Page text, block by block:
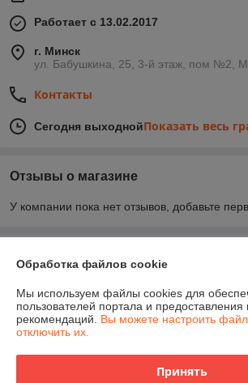
Работает с 13.02.2017
г. Минск
ул. Бабушкина, 25, 3-й этаж, пом №2,
Контакты
Сегодня выходнойПоказать весь
Отзывы о магазине
У компании пока нет отзывов, добавьте
Контакты
Доставка и оплата
Обработка файлов cookie
Мы используем файлы cookies для
пользователей портала и
рекомендаций. Вы можете настроить
отключить их.
Принять